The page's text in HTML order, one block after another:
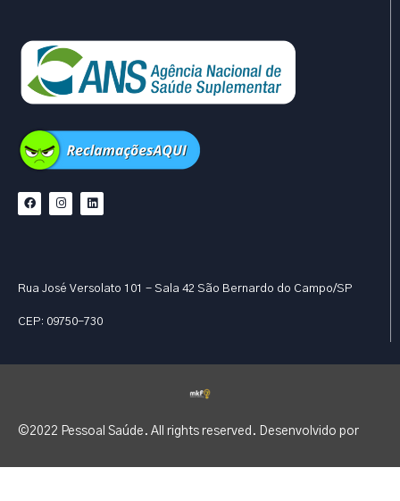
Rua José Versolato 101 - Sala 42 São Bernardo do Campo/SP
CEP: 09750-730
©2022 Pessoal Saúde. All rights reserved. Desenvolvido por